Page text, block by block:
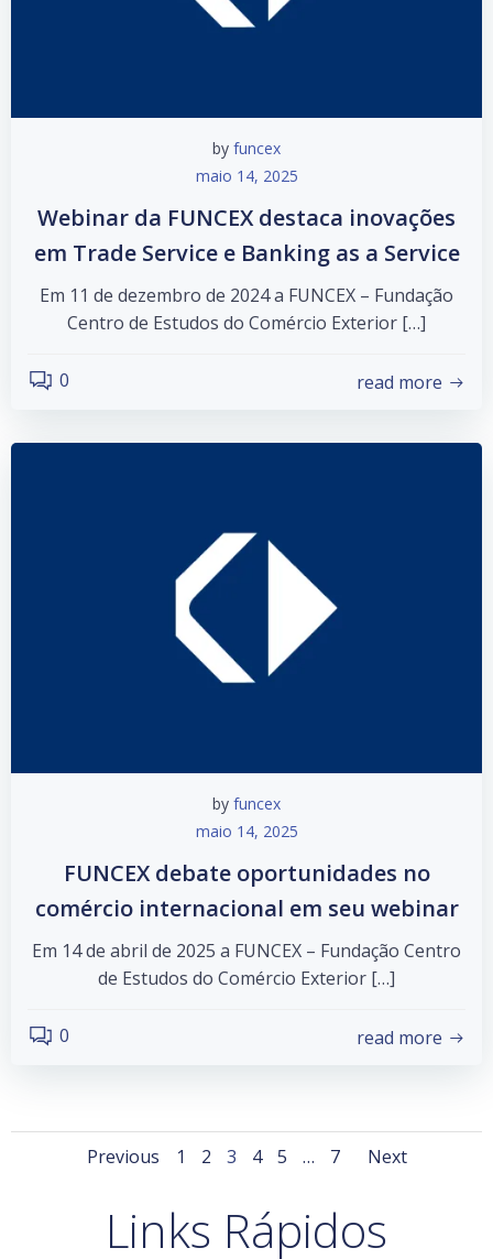
by funcex
maio 14, 2025
Webinar da FUNCEX destaca inovações
em Trade Service e Banking as a Service
Em 11 de dezembro de 2024 a FUNCEX – Fundação
Centro de Estudos do Comércio Exterior […]
0 read more
by funcex
maio 14, 2025
FUNCEX debate oportunidades no
comércio internacional em seu webinar
Em 14 de abril de 2025 a FUNCEX – Fundação Centro
de Estudos do Comércio Exterior […]
0 read more
Posts
navigation
Previous
Posts
navigation
Page
1 Page
2 Page
3 Page
4 Page
5 … Page
7
Posts
Next
Links Rápidos